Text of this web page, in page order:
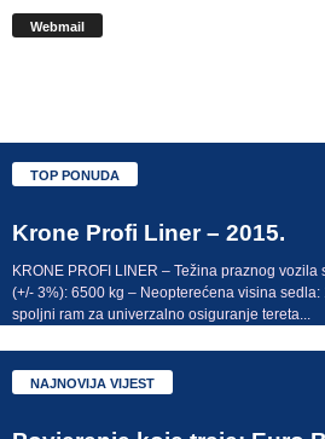
Webmail
TOP PONUDA
Krone Profi Liner – 2015.
KRONE PROFI LINER – Težina praznog
(+/- 3%): 6500 kg – Neopterećena visina
spoljni ram za univerzalno osiguranje tereta...
NAJNOVIJA VIJEST